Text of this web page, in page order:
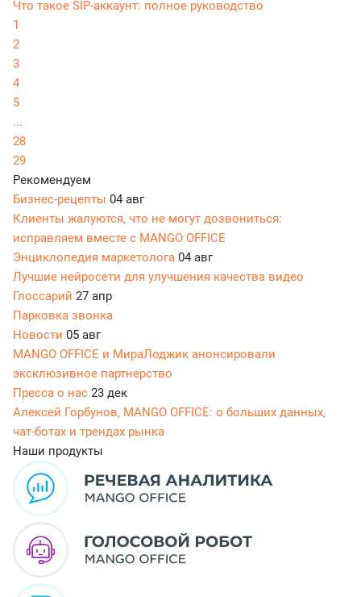
Что такое SIP-аккаунт: полное руководство
1
2
3
4
5
...
28
29
Рекомендуем
Бизнес-рецепты 04 авг
Клиенты жалуются, что не могут дозвониться:
исправляем вместе с MANGO OFFICE
Энциклопедия маркетолога 04 авг
Лучшие нейросети для улучшения качества видео
Глоссарий 27 апр
Парковка звонка
Новости 05 авг
MANGO OFFICE и МираЛоджик анонсировали
эксклюзивное партнерство
Пресса о нас 23 дек
Алексей Горбунов, MANGO OFFICE: о больших данных,
чат-ботах и трендах рынка
Наши продукты